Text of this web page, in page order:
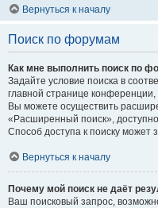
Вернуться к началу
Поиск по форумам
Как мне выполнить поиск по
Задайте условие поиска в
главной странице
Вы можете осуществить
«Расширенный поиск»,
Способ доступа к поиску может
Вернуться к началу
Почему мой поиск не даёт
Ваш поисковый запрос,